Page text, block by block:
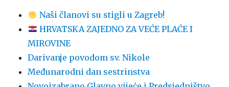
Naši članovi su stigli u Zagreb!
HRVATSKA ZAJEDNO ZA VEĆE PLAĆE I
MIROVINE
Darivanje povodom sv. Nikole
Međunarodni dan sestrinstva